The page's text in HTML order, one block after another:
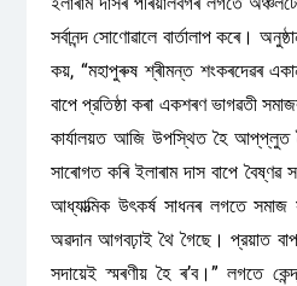
সৰ্বানন্দ সোণোৱালে বাৰ্তালাপ কৰে।
কয়, “মহাপুৰুষ শ্ৰীমন্ত শংকৰদেৱৰ
বাপে প্রতিষ্ঠা কৰা একশৰণ ভাগৱতী
কাৰ্যালয়ত আজি উপস্থিত হৈ
সাৰোগত কৰি ইলাৰাম দাস বাপে বৈষ্ণৱ
আধ্যাত্মিক উৎকৰ্ষ সাধনৰ লগতে
অৱদান আগবঢ়াই থৈ গৈছে। প্রয়াত
সদায়েই স্মৰণীয় হৈ ৰ’ব।” লগতে